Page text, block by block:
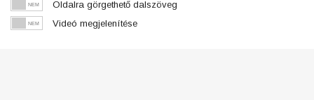
Oldalra görgethető dalszöveg
Videó megjelenítése